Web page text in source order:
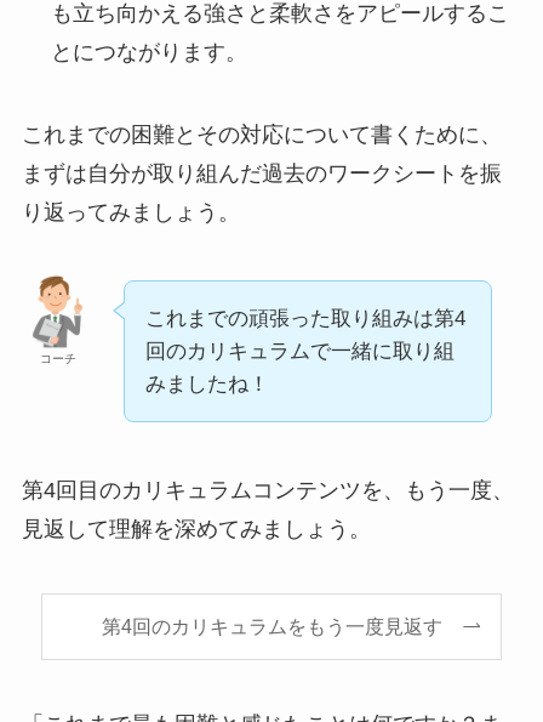
も立ち向かえる強さと柔軟さをアピールするこ
とにつながります。
これまでの困難とその対応について書くために、
まずは自分が取り組んだ過去のワークシートを振
り返ってみましょう。
コーチ
これまでの頑張った取り組みは第4
回のカリキュラムで一緒に取り組
みましたね！
第4回目のカリキュラムコンテンツを、もう一度、
見返して理解を深めてみましょう。
第4回のカリキュラムをもう一度見返す